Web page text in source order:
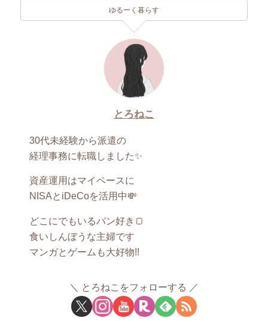
ゆるーく暮らす
とろねこ
30代未経験から派遣の
経理事務に転職しました✨
資産運用はマイペースに
NISAとiDeCoを活用中💸
どこにでもいるパン好き🍞
食いしんぼうな主婦です
マンガとゲームも大好物!!
とろねこをフォローする